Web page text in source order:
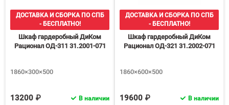
ДОСТАВКА И СБОРКА ПО СПБ
- БЕСПЛАТНО!
Шкаф гардеробный ДиКом
Рационал ОД-311 31.2001-071
1860×300×500
13200 ₽
В наличии
ДОСТАВКА И СБОРКА ПО СПБ
- БЕСПЛАТНО!
Шкаф гардеробный ДиКом
Рационал ОД-321 31.2002-071
1860×600×500
19600 ₽
В наличии